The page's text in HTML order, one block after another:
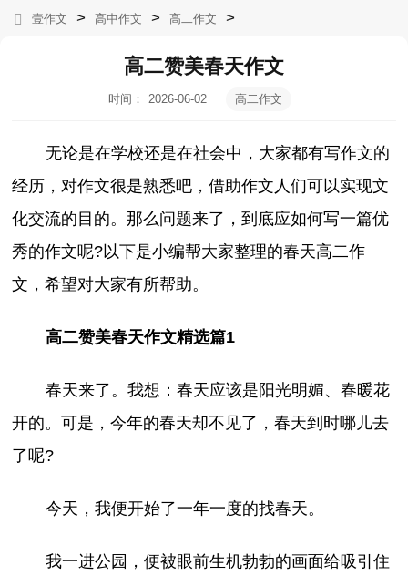
壹作文 > 高中作文 > 高二作文 >
高二赞美春天作文
时间：
2026-06-02
高二作文
无论是在学校还是在社会中，大家都有写作文的
经历，对作文很是熟悉吧，借助作文人们可以实现文
化交流的目的。那么问题来了，到底应如何写一篇优
秀的作文呢?以下是小编帮大家整理的春天高二作
文，希望对大家有所帮助。
高二赞美春天作文精选篇1
春天来了。我想：春天应该是阳光明媚、春暖花
开的。可是，今年的春天却不见了，春天到时哪儿去
了呢?
今天，我便开始了一年一度的找春天。
我一进公园，便被眼前生机勃勃的画面给吸引住